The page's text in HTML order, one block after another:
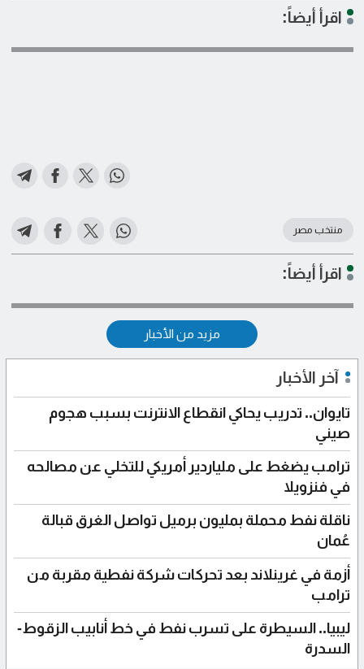
اقرأ أيضاً:
منتخب مصر
اقرأ أيضاً:
مزيد من الأخبار
آخر الأخبار
تايوان.. تدريب يحاكي انقطاع الانترنت بسبب هجوم
صيني
ترامب يضغط على ملياردير أمريكي للتخلي عن مصالحه
في فنزويلا
ناقلة نفط محملة بمليون برميل تواصل الغرق قبالة
عُمان
أزمة في غرينلاند بعد تحركات شركة نفطية مقربة من
ترامب
ليبيا.. السيطرة على تسرب نفط في خط أنابيب الزقوط-
السدرة